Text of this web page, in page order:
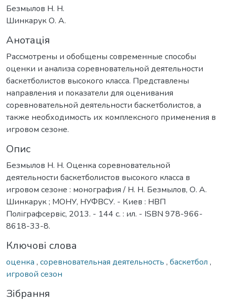
Безмылов Н. Н.
Шинкарук О. А.
Анотація
Рассмотрены и обобщены современные способы
оценки и анализа соревновательной деятельности
баскетболистов высокого класса. Представлены
направления и показатели для оценивания
соревновательной деятельности баскетболистов, а
также необходимость их комплексного применения в
игровом сезоне.
Опис
Безмылов Н. Н. Оценка соревновательной
деятельности баскетболистов высокого класса в
игровом сезоне : монография / Н. Н. Безмылов, О. А.
Шинкарук ; МОНУ, НУФВСУ. - Киев : НВП
Поліграфсервіс, 2013. - 144 с. : ил. - ISBN 978-966-
8618-33-8.
Ключові слова
оценка , соревновательная деятельность , баскетбол ,
игровой сезон
Зібрання